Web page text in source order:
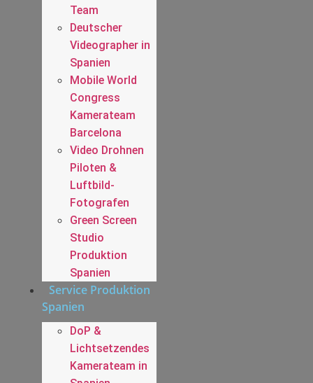
Team
Deutscher
Videographer in
Spanien
Mobile World
Congress
Kamerateam
Barcelona
Video Drohnen
Piloten &
Luftbild-
Fotografen
Green Screen
Studio
Produktion
Spanien
Service Produktion
Spanien
DoP &
Lichtsetzendes
Kamerateam in